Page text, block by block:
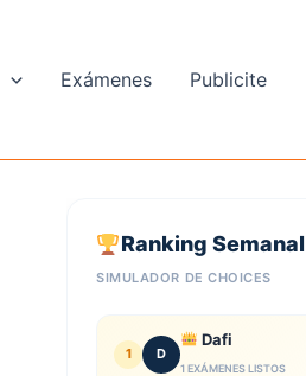
Exámenes Publicite
Ranking Semanal
SIMULADOR DE CHOICES
1 D
Dafi
1 EXÁMENES LISTOS